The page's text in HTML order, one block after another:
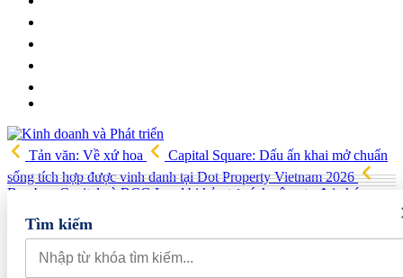
Tản văn: Về xứ hoa
Capital Square: Dấu ấn khai mở chuẩn
sống tích hợp được vinh danh tại Dot Property Vietnam 2026
Bamboo Capital và BCG Land bị hủy tư cách công ty đại chúng,
quyền lợi cổ đông ra sao?
dự án Khu Nhà ở xã hội Phú Minh gần 400 tỷ đồng
Gia đình
Chủ tịch DIC Corp tiếp tục bị bán giải chấp hơn 8 triệu cổ phiếu,
doanh nghiệp mới hoàn thành khoảng 1/4 kế hoạch năm
Tìm kiếm